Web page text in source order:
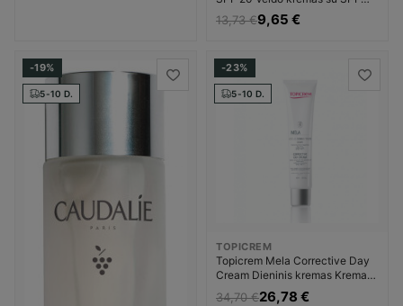
Moterims
13,73 €9,65 €
-19%
5-10 D.
-23%
5-10 D.
TOPICREM
Topicrem Mela Corrective Day
Cream Dieninis kremas Kremas
nuo pigmentinių dėmių Moterims
34,70 €26,78 €